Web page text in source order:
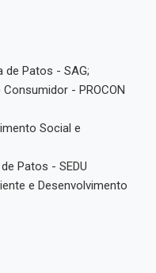
de Patos - SAG;
- PROCON
Social e
Patos - SEDU
e Desenvolvimento